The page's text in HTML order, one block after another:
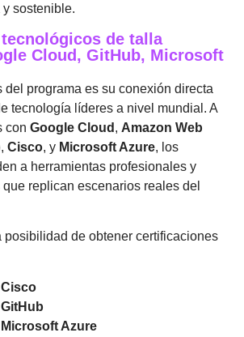
sostenible.
de talla
Cloud, GitHub, Microsoft
del programa es su conexión directa
tecnología líderes a nivel mundial. A
con Google Cloud , Amazon Web
, Cisco, y Microsoft Azure, los
a herramientas profesionales y
replican escenarios reales del
posibilidad de obtener certificaciones
Azure